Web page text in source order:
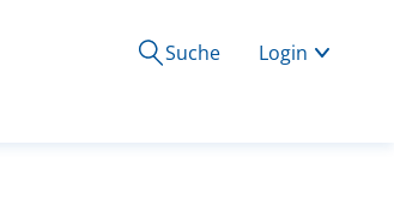
Suche
Login